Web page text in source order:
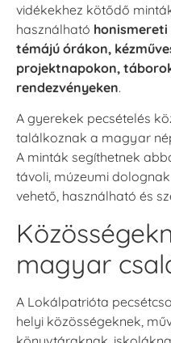
vidékekhez kötődő
használható
témájú órákon,
projektnapokon,
rendezvényeken.
A gyerekek pecsételés
találkoznak a magyar
A minták segíthetnek
távoli, múzeumi
vehető, használható és
magyar
A Lokálpatrióta
helyi közösségeknek,